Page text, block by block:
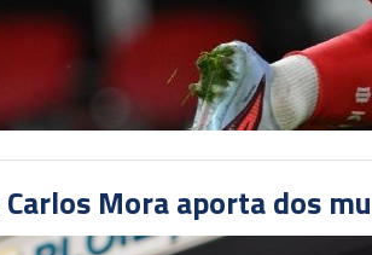
Carlos Mora aporta dos